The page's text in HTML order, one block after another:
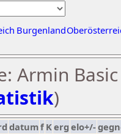
Burgenland
Armin
)
datumf Kerg elo+/-